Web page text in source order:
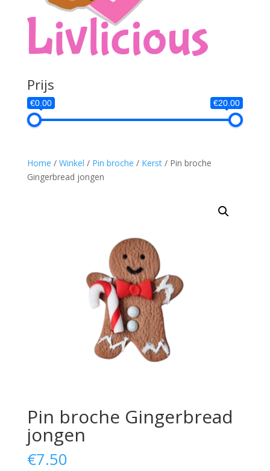
Home / Winkel / Pin broche / Kerst/ Pin broche
Gingerbread jongen
Pin broche Gingerbread
jongen
€7.50
Prijs
€0.00 €20.00